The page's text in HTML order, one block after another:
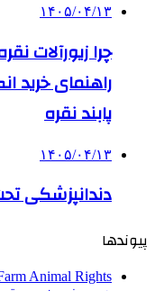
۱۴۰۵/۰۴/۱۳
چرا زیورآلات
راهنمای خرید
پابند نقره
۱۴۰۵/۰۴/۱۳
دندانپزشکی
پیوندها
Animal Rights